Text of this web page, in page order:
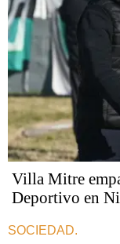
Villa Mitre
Deportivo en
SOCIEDAD.